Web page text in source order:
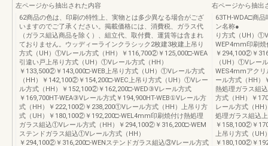
左ページから抽出された内容
62商品の色は、印刷の特性上、実物とは多少異なる場合がござ
いますのでご了承ください。掲載価格には、消費税、ガラス代
（ガラス組込商品を除く）、組立代、取付費、運賃等は含まれ
ておりません。ウッディーラインクラシック2枚建3枚建上吊り
方式（UH）①Vレール方式（HH）￥116,700②￥125,000□-WEA
引違い戸上吊り方式（UH）①Vレール方式（HH）
￥133,500②￥143,000□-WEB上吊り方式（UH）①Vレール方式
（HH）￥142,100②￥154,200□-WEC上吊り方式（UH）①Vレー
ル方式（HH）￥152,100②￥162,200□-WED③Vレール方式
￥169,700HT-WEA③Vレール方式￥194,900HT-WEB①Vレール方
式（HH）￥222,100②￥238,200①Vレール方式（HH）上吊り方
式（UH）￥180,100②￥192,200□-WEL4mm印刷焼付け熱処理
ガラス組込①Vレール方式（HH）￥294,100②￥316,200□-WEM
ステンドガラス組込①Vレール方式（HH）
￥294,100②￥316,200□-WENステンドガラス組込③Vレール方式
右ページから抽出
63TH-WDA□商
ン名称● の納
り方式（UH）
WEP4mm印刷
￥294,100②￥
（UH）①Vレー
WES4mmアク
ール方式（HH）
熱処理ガラス組
方式（HH）￥
レール方式（HH
処理ガラス組込
￥158,100②￥
上吊り方式（UH
￥180,100②￥